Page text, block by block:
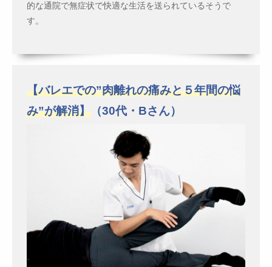
的な通院で無症状で快適な生活を送られているそうで
す。
【バレエでの”肉離れの痛みと５年間の悩
み”が解消】 （30代・Bさん）